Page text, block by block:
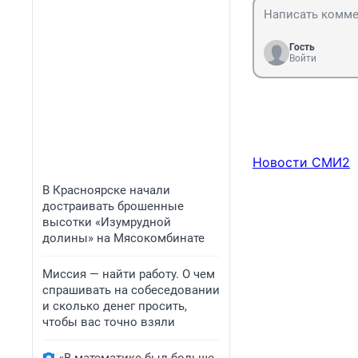
В Красноярске начали
достраивать брошенные
высотки «Изумрудной
долины» на Мясокомбинате
Миссия — найти работу. О чем
спрашивать на собеседовании
и сколько денег просить,
чтобы вас точно взяли
Гость
Войти
Новости СМИ2